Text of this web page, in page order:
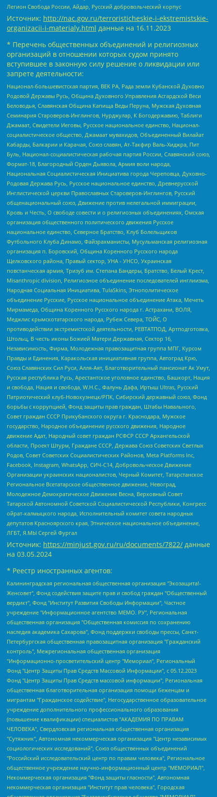
Легион Свобода России, Айдар, Русский добровольческий корпус
Источник: http://nac.gov.ru/terroristicheskie-i-ekstremistskie-
organizacii-i-materialy.html данные на 16.11.2023
* Перечень общественных объединений и религиозных
организаций в отношении которых судом принято
вступившее в законную силу решение о ликвидации или
запрете деятельности:
Национал-большевистская партия, ВЕК РА, Рада земли Кубанской Духовно
Родовой Державы Русь, Община Духовного Управления Асгардской Веси
Беловодья, Славянская Община Капища Веды Перуна, Мужская Духовная
Семинария Староверов-Инглингов, Нурджулар, К Богодержавию, Таблиги
Джамаат, Свидетели Иеговы, Русское национальное единство, Национал-
социалистическое общество, Джамаат мувахидов, Объединенный Вилайат
Кабарды, Балкарии и Карачая, Союз славян, Ат-Такфир Валь-Хиджра, Пит
Буль, Национал-социалистическая рабочая партия России, Славянский союз,
Формат-18, Благородный Орден Дьявола, Армия воли народа,
Национальная Социалистическая Инициатива города Череповца, Духовно-
Родовая Держава Русь, Русское национальное единство, Древнерусской
Инглистической церкви Православных Староверов-Инглингов, Русский
общенациональный союз, Движение против нелегальной иммиграции,
Кровь и Честь, О свободе совести и о религиозных объединениях, Омская
организация общественного политического движения Русское
национальное единство, Северное Братство, Клуб Болельщиков
Футбольного Клуба Динамо, Файзрахманисты, Мусульманская религиозная
организация п. Боровский, Община Коренного Русского народа
Щелковского района, Правый сектор, УНА - УНСО, Украинская
повстанческая армия, Тризуб им. Степана Бандеры, Братство, Белый Крест,
Misanthropic division, Религиозное объединение последователей инглиизма,
Народная Социальная Инициатива, TulaSkins, Этнополитическое
объединение Русские, Русское национальное объединение Атака, Мечеть
Мирмамеда, Община Коренного Русского народа г. Астрахани, ВОЛЯ,
Меджлис крымскотатарского народа, Рубеж Севера, ТОЙС, О
противодействии экстремистской деятельности, РЕВТАТПОД, Артподготовка,
Штольц, В честь иконы Божией Матери Державная, Сектор 16,
Независимость, Фирма, Молодежная правозащитная группа МПГ, Курсом
Правды и Единения, Каракольская инициативная группа, Автоград Крю,
Союз Славянских Сил Руси, Алля-Аят, Благотворительный пансионат Ак Умут,
Русская республика Русь, Арестантское уголовное единство, Башкорт, Нация
и свобода, Нация и свобода, W.H.С., Фалунь Дафа, Иртыш Ultras, Русский
Патриотический клуб-Новокузнецк/РПК, Сибирский державный союз, Фонд
борьбы с коррупцией, Фонд защиты прав граждан, Штабы Навального,
Совет граждан СССР Прикубанского округа г. Краснодара, Мужское
государство, Народное объединение русского движения, Народное
движение Адат, Народный совет граждан РСФСР СССР Архангельской
области, Проект Штурм, Граждане СССР, Держава Союз Советских Светлых
Родов, Совет Советских Социалистических Районов, Meta Platforms Inc,
Facebook, Instagram, WhatsApp, СИЧ-С14, Добровольческое Движение
Организации украинских националистов, Черный Комитет, Татарстанское
Региональное Всетатарское общественное движение, Невоград,
Молодежное Демократическое Движение Весна, Верховный Совет
Татарской Автономной Советской Социалистической Республики, Конгресс
ойрат-калмыцкого народа, Исполнительный комитет совета народных
депутатов Красноярского края, Этническое национальное объединение,
ЛГБТ, Я.МЫ Сергей Фургал
Источник: https://minjust.gov.ru/ru/documents/7822/ данные
на 03.05.2024
* Реестр иностранных агентов:
Калининградская региональная общественная организация "Экозащита!-Женсовет", Фонд содействия защите прав и свобод граждан "Общественный вердикт", Фонд "Институт Развития Свободы Информации", Частное учреждение "Информационное агентство МЕМО. РУ", Региональная общественная организация "Общественная комиссия по сохранению наследия академика Сахарова", Фонд поддержки свободы прессы, Санкт-Петербургская общественная правозащитная организация "Гражданский контроль", Межрегиональная общественная организация "Информационно-просветительский центр "Мемориал", Региональный Фонд "Центр Защиты Прав Средств Массовой Информации", с 05.12.2023 Фонд "Центр Защиты Прав Средств массовой информации", Региональная общественная благотворительная организация помощи беженцам и мигрантам "Гражданское содействие", Негосударственное образовательное учреждение дополнительного профессионального образования (повышение квалификации) специалистов "АКАДЕМИЯ ПО ПРАВАМ ЧЕЛОВЕКА", Свердловская региональная общественная организация "Сутяжник", Автономная некоммерческая организация "Центр независимых социологических исследований", Союз общественных объединений "Российский исследовательский центр по правам человека", Региональное общественное учреждение научно-информационный центр "МЕМОРИАЛ", Некоммерческая организация "Фонд защиты гласности", Автономная некоммерческая организация "Институт прав человека", Городская общественная организация "Екатеринбургское общество "МЕМОРИАЛ", Городская общественная организация "Рязанское историко-просветительское и правозащитное общество "Мемориал" (Рязанский Мемориал), Челябинский региональный орган общественной самодеятельности – женское общественное объединение "Женщины Евразии", Челябинский региональный орган общественной самодеятельности "Уральская правозащитная группа", Фонд содействия защите здоровья и социальной справедливости имени Андрея Рылькова, Автономная Некоммерческая Организация "Аналитический Центр Юрия Левады", Автономная некоммерческая организация социальной поддержки населения "Проект Апрель", Региональная общественная организация помощи женщинам и детям, находящимся в кризисной ситуации "Информационно-методический центр "Анна", Фонд содействия развитию массовых коммуникаций и правовому просвещению "Так-так-Так", Фонд содействия устойчивому развитию "Серебряная тайга", Свердловский региональный общественный фонд социальных проектов "Новое время", "Idel.Реалии", Кавказ.Реалии, Крым.Реалии, Телеканал Настоящее Время, Татаро-башкирская служба Радио Свобода (Azatliq Radiosi), Радио Свободная Европа/Радио Свобода (PCE/PC), "Сибирь.Реалии", "Фактограф", Благотворительный фонд помощи осужденным и их семьям, Автономная некоммерческая организация "Институт глобализации и социальных движений", Фонд "В защиту прав заключенных", Частное учреждение "Центр поддержки и содействия развитию средств массовой информации", Пензенский региональный общественный благотворительный фонд "Гражданский союз", "Север.Реалии", Некоммерческая организация Фонд "Правовая инициатива", Общество с ограниченной ответственностью "Радио Свободная Европа/Радио Свобода", Чешское информационное агентство "MEDIUM-ORIENT", Красноярская региональная общественная организация "Мы против СПИДа", Камалягин Денис Николаевич, Маркелов Сергей Евгеньевич, Пономарев Лев Александрович, Савицкая Людмила Алексеевна, Автономная некоммерческая организация "Центр по работе с проблемой насилия "НАСИЛИЮ.НЕТ", Межрегиональный профессиональный союз работников здравоохранения "Альянс врачей", Юридическое лицо, зарегистрированное в Латвийской Республике, SIA "Medusa Project" (регистрационный номер 40103797863, дата регистрации 10.06.2014), Некоммерческая организация "Фонд по борьбе с коррупцией", Автономная некоммерческая организация "Институт права и публичной политики", Баданин Роман Сергеевич, Гликин Максим Александрович, Железнова Мария Михайловна, Лукьянова Юлия Сергеевна, Маетная Елизавета Витальевна, Маняхин Петр Борисович, Чуракова Ольга Владимировна, Ярош Юлия Петровна, Юридическое лицо "The Insider SIA", зарегистрированное в Риге, Латвийская Республика (дата регистрации 26.06.2015), являющееся администратором доменного имени интернет-издания "The Insider SIA", https://theins.ru, Постернак Алексей Евгеньевич, Рубин Михаил Аркадьевич, Анин Роман Александрович, Юридическое лицо Istories fonds, зарегистрированное в Латвийской Республике (регистрационный номер 50008295751, дата регистрации 24.02.2020), Великовский Дмитрий Александрович, Долинина Ирина Николаевна, Мароховская Алеся Алексеевна, Шлейнов Роман Юрьевич, Шмагун Олеся Валентиновна, Общество с ограниченной ответственностью "Альтаир 2021", Общество с ограниченной ответственностью "Вега 2021", Общество с ограниченной ответственностью "Главный редактор 2021", Общество с ограниченной ответственностью "Ромашки монолит", Важенков Артем Валерьевич, Ивановская областная общественная организация "Центр гендерных исследований", Гурман Юрий Альбертович, Медиапроект "ОВД-Инфо", Егоров Владимир Владимирович, Жилинский Владимир Александрович, Общество с ограниченной ответственностью "ЗП", Иванова София Юрьевна, Карезина Инна Павловна, Кильтау Екатерина Викторовна, Петров Алексей Викторович, Пискунов Сергей Евгеньевич, Смирнов Сергей Сергеевич, Тихонов Михаил Сергеевич, Общество с ограниченной ответственностью "ЖУРНАЛИСТ-ИНОСТРАННЫЙ АГЕНТ", Арапова Галина Юрьевна, Вольтская Татьяна Анатольевна, Американская компания "Mason G.E.S. Anonymous Foundation" (США), являющаяся владельцем интернет-издания https://mnews.world/, Компания "Stichting Bellingcat", зарегистрированная в Нидерландах (дата регистрации 11.07.2018), Захаров Андрей Вячеславович, Клепиковская Екатерина Дмитриевна, Общество с ограниченной ответственностью "МЕМО", Перл Роман Александрович, Симонов Евгений Алексеевич, Соловьева Елена Анатольевна, Сотников Даниил Владимирович, Сурначева Елизавета Дмитриевна, Автономная некоммерческая организация по защите прав человека и информированию населения "Якутия – Наше Мнение", Общество с ограниченной ответственностью "Москоу диджитал медиа", с 26.01.2023 Общество с ограниченной ответственностью "Чайка Белые сады", Ветошкина Валерия Валерьевна, Заговора Максим Александрович, Межрегиональное общественное движение "Российская ЛГБТ - сеть", Оленичев Максим Владимирович, Павлов Иван Юрьевич, Скворцова Елена Сергеевна, Общество с ограниченной ответственностью "Как бы инагент", Кочетков Игорь Викторович, Общество с ограниченной ответственностью "Честные выборы", Еланчик Олег Александрович, Общество с ограниченной ответственностью "Нобелевский призыв", Гималова Регина Эмилевна, Григорьев Андрей Валерьевич, Григорьева Алина Александровна, Ассоциация по содействию защите прав призывников, альтернативнослужащих и военнослужащих "Правозащитная группа "Гражданин.Армия.Право", Хисамова Регина Фаритовна, Автономная некоммерческая организация по реализации социально-правовых программ "Лилит", Дальневосточное общественное движение "Маяк", Санкт-Петербургская ЛГБТ-инициативная группа "Выход", Инициативная группа ЛГБТ+ "Реверс", Алексеев Андрей Викторович, Бекбулатова Таисия Львовна, Беляев Иван Михайлович, Владыкина Елена Сергеевна, Гельман Марат Александрович, Никульшина Вероника Юрьевна, Толоконникова Надежда Андреевна, Шендерович Виктор Анатольевич, Общество с ограниченной ответственностью "Данное сообщение", Общество с ограниченной ответственностью Издательский дом "Новая глава", Айнбиндер Александра Александровна, Московский комьюнити-центр для ЛГБТ+инициатив, Благотворительный фонд развития филантропии, Deutsche Welle (Германия, Kurt-Schumacher-Strasse 3, 53113 Bonn), Борзунова Мария Михайловна, Воробьев Виктор Викторович, Голубева Анна Львовна, Константинова Алла Михайловна, Малкова Ирина Владимировна, Мурадов Мурад Абдулгалимович, Осетинская Елизавета Николаевна, Понасенков Евгений Николаевич, Ганапольский Матвей Юрьевич, Киселев Евгений Алексеевич, Борухович Ирина Григорьевна, Дремин Иван Тимофеевич, Дубровский Дмитрий Викторович, Красноярская региональная общественная организация поддержки и развития альтернативных образовательных технологий и межкультурных коммуникаций "ИНТЕРРА", Маяковская Екатерина Алексеевна, Фейгин Марк Захарович, Филимонов Андрей Викторович, Дзугкоева Регина Николаевна, Доброхотов Роман Александрович, Дудь Юрий Александрович, Елкин Сергей Владимирович, Кругликов Кирилл Игоревич, Сабунаева Мария Леонидовна, Семенов Алексей Владимирович, Шаинян Карен Багратович, Шульман Екатерина Михайловна, Асафьев Артур Валерьевич, Вахштайн Виктор Семенович, Венедиктов Алексей Алексеевич, Лушникова Екатерина Евгеньевна, Волков Леонид Михайлович, Невзоров Александр Глебович, Пархоменко Сергей Борисович, Сироткин Ярослав Николаевич, Кара-Мурза Владимир Владимирович, Баранова Наталья Владимировна, Гозман Леонид Яковлевич, Кагарлицкий Борис Юльевич, Климарев Михаил Валерьевич, Милов Владимир Станиславович, Автономная некоммерческая организация Краснодарский центр современного искусства "Типография", Моргенштерн Алишер Тагирович, Соболь Любовь Эдуардовна, Общество с ограниченной ответственностью "ЛИЗА НОРМ", Каспаров Гарри Кимович, Ходорковский Михаил Борисович, Общество с ограниченной ответственностью "Апрельские тезисы", Данилович Ирина Брониславовна, Кашин Олег Владимирович, Петров Николай Владимирович, Пивоваров Алексей Владимирович, Соколов Михаил Владимирович, Цветкова Юлия Владимировна, Чичваркин Евгений Александрович, Комитет против пыток/Команда против пыток, Общество с ограниченной ответственностью "Первый научный", Общество с ограниченной ответственностью "Вертолет и ко", Белоцерковская Вероника Борисовна, Кац Максим Евгеньевич, Лазарева Татьяна Юрьевна, Шаведдинов Руслан Табризович, Яшин Илья Валерьевич, Общество с ограниченной ответственностью "Иноагент ААВ", Алешковский Дмитрий Петрович, Альбац Евгения Марковна, Быков Дмитрий Львович, Галямина Юлия Евгеньевна, Лойко Сергей Леонидович, Мартынов Кирилл Константинович, Медведев Сергей Александрович, Крашенинников Федор Геннадиевич, Гордеева Катерина Вл